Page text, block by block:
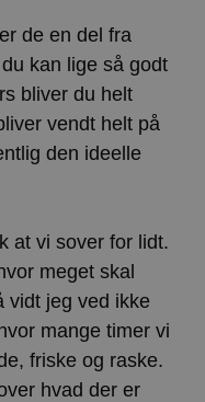
de en del fra
kan lige så godt
bliver du helt
vendt helt på
den ideelle
at vi sover for lidt.
meget skal
vidt jeg ved ikke
mange timer vi
friske og raske.
hvad der er